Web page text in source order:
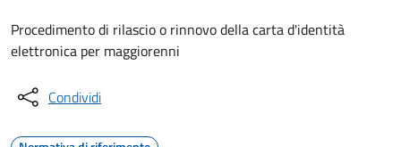
Procedimento di rilascio o rinnovo della carta d'identità
elettronica per maggiorenni
Condividi